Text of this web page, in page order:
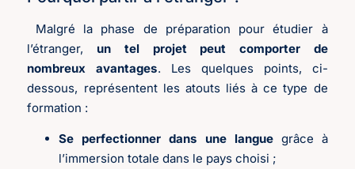
Malgré la phase de préparation pour étudier à
l’étranger, un tel projet peut comporter de
nombreux avantages. Les quelques points, ci-
dessous, représentent les atouts liés à ce type de
formation :
Se perfectionner dans une langue grâce à
l’immersion totale dans le pays choisi ;